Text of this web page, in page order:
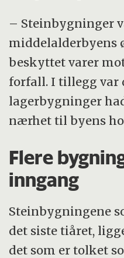
– Steinbygninger
middelalderbyens
beskyttet varer
forfall. I tillegg var
lagerbygninger
nærhet til byens
Flere
inngang
Steinbygningene
det siste tiåret,
det som er tolket